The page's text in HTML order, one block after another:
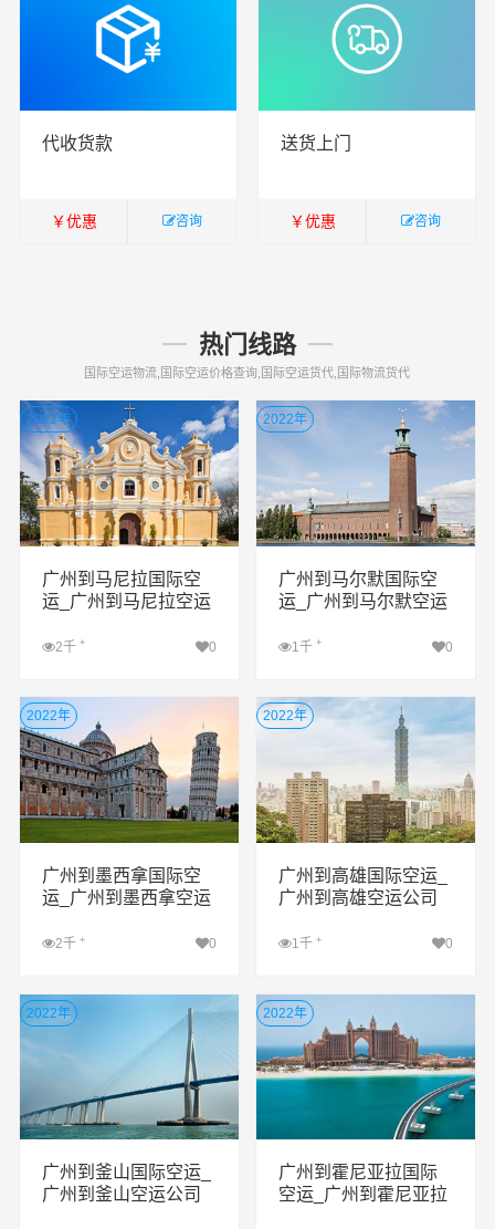
代收货款
￥优惠 咨询
送货上门
￥优惠 咨询
热门线路
国际空运物流,国际空运价格查询,国际空运货代,国际物流货代
广州到马尼拉国际空
运_广州到马尼拉空运
2千 + 0
查看详细
2022年
广州到马尔默国际空
运_广州到马尔默空运
1千+ 0
查看详细
2022年
广州到墨西拿国际空
运_广州到墨西拿空运
2千 + 0
查看详细
2022年
广州到高雄国际空运_
广州到高雄空运公司
1千+ 0
查看详细
2022年
广州到釜山国际空运_
广州到釜山空运公司
2022年
广州到霍尼亚拉国际
空运_广州到霍尼亚拉
2022年